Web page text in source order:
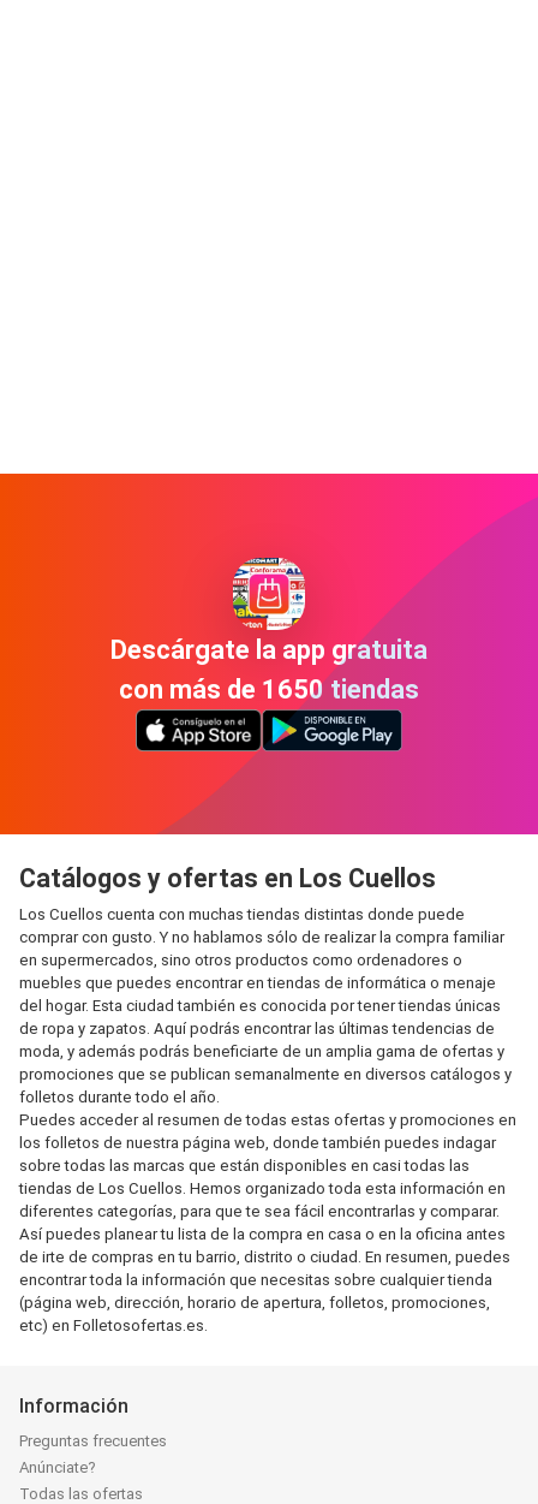
Descárgate la app gratuita
con más de 1650 tiendas
Catálogos y ofertas en Los Cuellos
Los Cuellos cuenta con muchas tiendas distintas donde puede
comprar con gusto. Y no hablamos sólo de realizar la compra familiar
en supermercados, sino otros productos como ordenadores o
muebles que puedes encontrar en tiendas de informática o menaje
del hogar. Esta ciudad también es conocida por tener tiendas únicas
de ropa y zapatos. Aquí podrás encontrar las últimas tendencias de
moda, y además podrás beneficiarte de un amplia gama de ofertas y
promociones que se publican semanalmente en diversos catálogos y
folletos durante todo el año.
Puedes acceder al resumen de todas estas ofertas y promociones en
los folletos de nuestra página web, donde también puedes indagar
sobre todas las marcas que están disponibles en casi todas las
tiendas de Los Cuellos. Hemos organizado toda esta información en
diferentes categorías, para que te sea fácil encontrarlas y comparar.
Así puedes planear tu lista de la compra en casa o en la oficina antes
de irte de compras en tu barrio, distrito o ciudad. En resumen, puedes
encontrar toda la información que necesitas sobre cualquier tienda
(página web, dirección, horario de apertura, folletos, promociones,
etc) en Folletosofertas.es.
Información
Preguntas frecuentes
Anúnciate?
Todas las ofertas